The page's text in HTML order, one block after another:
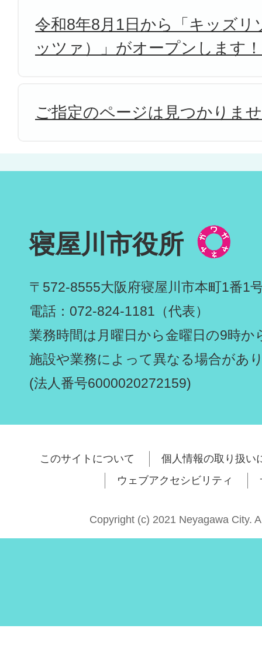
令和8年8月1日から「キッズリ
ッツァ）」がオープンします！
ご指定のページは見つかりま
寝屋川市役所
〒572-8555大阪府寝屋川市本町1番1
電話：072-824-1181（代表）
業務時間は月曜日から金曜日の9時か
施設や業務によって異なる場合があ
(法人番号6000020272159)
このサイトについて
個人情報の取り扱い
ウェブアクセシビリティ
Copyright (c) 2021 Neyagawa City.